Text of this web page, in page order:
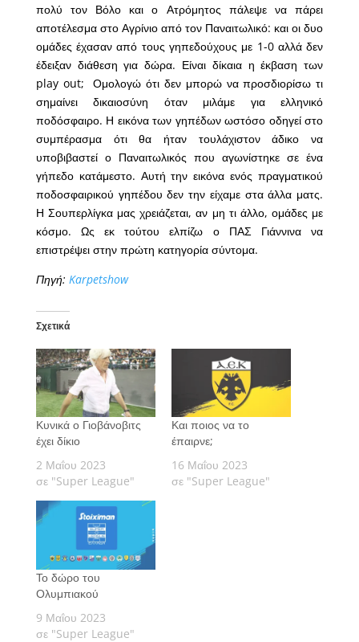
πολύ τον Βόλο και ο Ατρόμητος πάλεψε να πάρει
αποτέλεσμα στο Αγρίνιο από τον Παναιτωλικό: και οι δυο
ομάδες έχασαν από τους γηπεδούχους με 1-0 αλλά δεν
έδειξαν διάθεση για δώρα. Είναι δίκαια η έκβαση των
play out; Ομολογώ ότι δεν μπορώ να προσδιορίσω τι
σημαίνει δικαιοσύνη όταν μιλάμε για ελληνικό
ποδόσφαιρο. Η εικόνα των γηπέδων ωστόσο οδηγεί στο
συμπέρασμα ότι θα ήταν τουλάχιστον άδικο να
υποβιβαστεί ο Παναιτωλικός που αγωνίστηκε σε ένα
γήπεδο κατάμεστο. Αυτή την εικόνα ενός πραγματικού
ποδοσφαιρικού γηπέδου δεν την είχαμε στα άλλα ματς.
Η Σουπερλίγκα μας χρειάζεται, αν μη τι άλλο, ομάδες με
κόσμο. Ως εκ τούτου ελπίζω ο ΠΑΣ Γιάννινα να
επιστρέψει στην πρώτη κατηγορία σύντομα.
Πηγή: Karpetshow
Σχετικά
Κυνικά ο Γιοβάνοβιτς
έχει δίκιο
2 Μαΐου 2023
σε "Super League"
Και ποιος να το
έπαιρνε;
16 Μαΐου 2023
σε "Super League"
Το δώρο του
Ολυμπιακού
9 Μαΐου 2023
σε "Super League"